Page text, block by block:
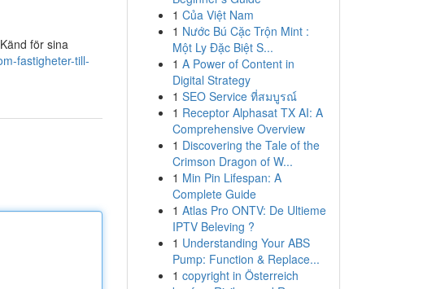
för sina
fastigheter-till-
1 Của Việt Nam
1 Nước Bú Cặc Trộn Mint :
Một Ly Đặc Biệt S...
1 A Power of Content in
Digital Strategy
1 SEO Service ที่สมบูรณ์
1 Receptor Alphasat TX AI: A
Comprehensive Overview
1 Discovering the Tale of the
Crimson Dragon of W...
1 Min Pin Lifespan: A
Complete Guide
1 Atlas Pro ONTV: De Ultieme
IPTV Beleving ?
1 Understanding Your ABS
Pump: Function & Replace...
1 copyright in Österreich